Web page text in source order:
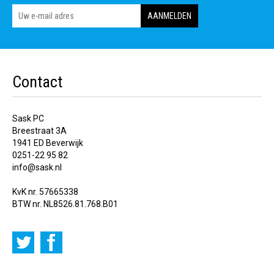
Contact
Sask PC
Breestraat 3A
1941 ED Beverwijk
0251-22 95 82
info@sask.nl
KvK nr. 57665338
BTW nr. NL8526.81.768.B01